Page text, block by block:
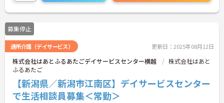
募集停止
通所介護（デイサービス） 更新日：2025年08月12日
株式会社はあとふるあたごデイサービスセンター横越
株式会社はあと
ふるあたご
【新潟県／新潟市江南区】デイサービスセンター
で生活相談員募集＜常勤＞